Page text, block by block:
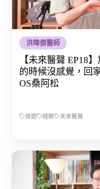
洪暐傑醫師
【未來醫聲 EP18
的時候沒感覺，回
OS桑阿松
旅遊 睡眠 未來醫聲